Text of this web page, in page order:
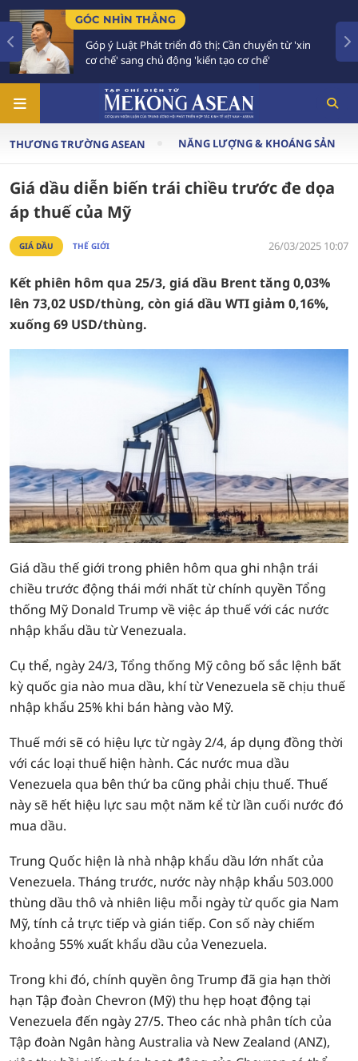
GÓC NHÌN THẲNG
Góp ý Luật Phát triển đô thị: Cần chuyển từ 'xin
cơ chế' sang chủ động 'kiến tạo cơ chế'
THƯƠNG TRƯỜNG ASEAN NĂNG LƯỢNG & KHOÁNG SẢN
Giá dầu diễn biến trái chiều trước đe dọa
áp thuế của Mỹ
GIÁ DẦU THẾ GIỚI 26/03/2025 10:07
Kết phiên hôm qua 25/3, giá dầu Brent tăng 0,03%
lên 73,02 USD/thùng, còn giá dầu WTI giảm 0,16%,
xuống 69 USD/thùng.
Giá dầu thế giới trong phiên hôm qua ghi nhận trái
chiều trước động thái mới nhất từ chính quyền Tổng
thống Mỹ Donald Trump về việc áp thuế với các nước
nhập khẩu dầu từ Venezuala.
Cụ thể, ngày 24/3, Tổng thống Mỹ công bố sắc lệnh bất
kỳ quốc gia nào mua dầu, khí từ Venezuela sẽ chịu thuế
nhập khẩu 25% khi bán hàng vào Mỹ.
Thuế mới sẽ có hiệu lực từ ngày 2/4, áp dụng đồng thời
với các loại thuế hiện hành. Các nước mua dầu
Venezuela qua bên thứ ba cũng phải chịu thuế. Thuế
này sẽ hết hiệu lực sau một năm kể từ lần cuối nước đó
mua dầu.
Trung Quốc hiện là nhà nhập khẩu dầu lớn nhất của
Venezuela. Tháng trước, nước này nhập khẩu 503.000
thùng dầu thô và nhiên liệu mỗi ngày từ quốc gia Nam
Mỹ, tính cả trực tiếp và gián tiếp. Con số này chiếm
khoảng 55% xuất khẩu dầu của Venezuela.
Trong khi đó, chính quyền ông Trump đã gia hạn thời
hạn Tập đoàn Chevron (Mỹ) thu hẹp hoạt động tại
Venezuela đến ngày 27/5. Theo các nhà phân tích của
Tập đoàn Ngân hàng Australia và New Zealand (ANZ),